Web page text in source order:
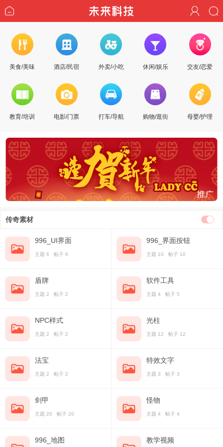
美食/美味 酒店/民宿 外卖/小吃 休闲/娱乐 交友/恋爱
教育/培训 电影/门票 打车/导航 购物/逛街 母婴/护理
传奇素材
996_UI界面
主题 6 帖子 6
996_界面按钮
主题 10 帖子 10
盾牌
主题 2 帖子 2
软件工具
主题 4 帖子 5
NPC样式
主题 2 帖子 2
光柱
主题 12 帖子 12
法宝
主题 2 帖子 2
特效文字
主题 3 帖子 3
剑甲
主题 20 帖子 20
怪物
主题 4 帖子 4
996_地图 教学视频